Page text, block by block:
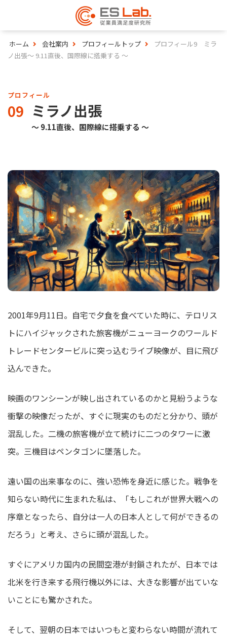
ホーム 会社案内 プロフィールトップ
プロフィール9 ミラ
ノ出張〜 9.11直後、国際線に搭乗する 〜
プロフィール
09 ミラノ出張
〜 9.11直後、国際線に搭乗する 〜
2001年9月11日。自宅で夕食を食べていた時に、テロリス
トにハイジャックされた旅客機がニューヨークのワールド
トレードセンタービルに突っ込むライブ映像が、目に飛び
込んできた。
映画のワンシーンが映し出されているのかと見紛うような
衝撃の映像だったが、すぐに現実のものだと分かり、頭が
混乱した。二機の旅客機が立て続けに二つのタワーに激
突。三機目はペンタゴンに墜落した。
遠い国の出来事なのに、強い恐怖を身近に感じた。戦争を
知らない時代に生まれた私は、「もしこれが世界大戦への
序章となったら、自分は一人の日本人として何ができるの
だろう」と考え、さらに頭が混乱した。
すぐにアメリカ国内の民間空港が封鎖されたが、日本では
北米を行き来する飛行機以外には、大きな影響が出ていな
いことにも驚かされた。
そして、翌朝の日本ではいつもと変わらない時間が流れて